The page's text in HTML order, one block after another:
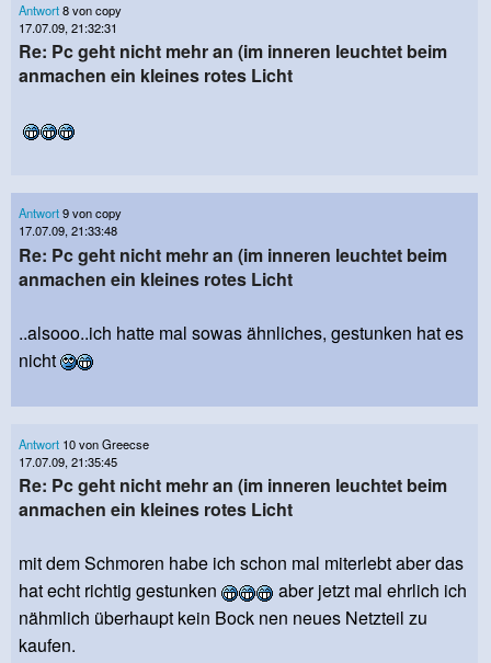
Antwort8 von copy
17.07.09, 21:32:31
Re: Pc geht nicht mehr an (im inneren leuchtet beim
anmachen ein kleines rotes Licht
Antwort9 von copy
17.07.09, 21:33:48
Re: Pc geht nicht mehr an (im inneren leuchtet beim
anmachen ein kleines rotes Licht
..alsooo..ich hatte mal sowas ähnliches, gestunken hat es
nicht
Antwort 10 von Greecse
17.07.09, 21:35:45
Re: Pc geht nicht mehr an (im inneren leuchtet beim
anmachen ein kleines rotes Licht
mit dem Schmoren habe ich schon mal miterlebt aber das
hat echt richtig gestunken
aber jetzt mal ehrlich ich
nähmlich überhaupt kein Bock nen neues Netzteil zu
kaufen.